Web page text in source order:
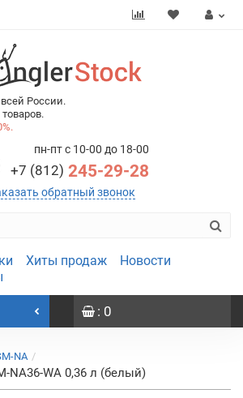
России.
пн-пт с 10-00 до 18-00
+7 (812) 245-29-28
обратный звонок
Хиты продаж
Новости
: 0
NA
NA36-WA 0,36 л (белый)